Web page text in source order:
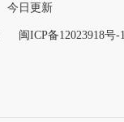
今日更新
闽ICP备12023918号-1